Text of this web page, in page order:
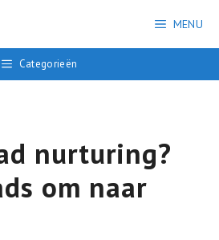
MENU
Categorieën
nurturing?
om naar